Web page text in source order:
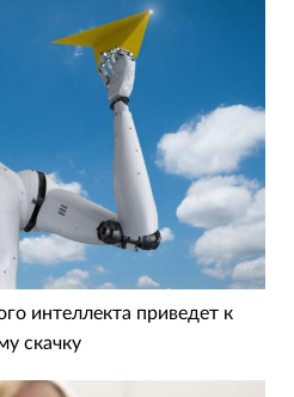
интеллекта приведет к
скачку